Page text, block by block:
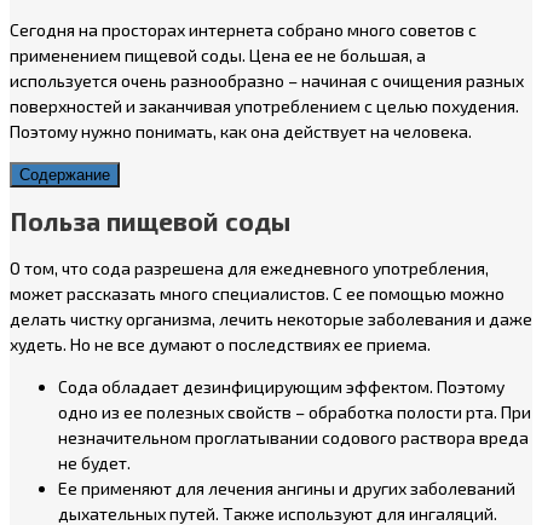
Сегодня на просторах интернета собрано много советов с
применением пищевой соды. Цена ее не большая, а
используется очень разнообразно – начиная с очищения разных
поверхностей и заканчивая употреблением с целью похудения.
Поэтому нужно понимать, как она действует на человека.
Содержание
Польза пищевой соды
О том, что сода разрешена для ежедневного употребления,
может рассказать много специалистов. С ее помощью можно
делать чистку организма, лечить некоторые заболевания и даже
худеть. Но не все думают о последствиях ее приема.
Сода обладает дезинфицирующим эффектом. Поэтому
одно из ее полезных свойств – обработка полости рта. При
незначительном проглатывании содового раствора вреда
не будет.
Ее применяют для лечения ангины и других заболеваний
дыхательных путей. Также используют для ингаляций.